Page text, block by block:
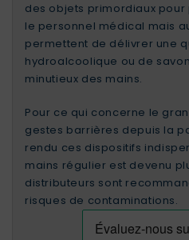
des objets primordiaux
le personnel médical mais
permettent de délivrer une
hydroalcoolique ou de
minutieux des mains.
Pour ce qui concerne le
gestes barrières depuis la
rendu ces dispositifs
mains régulier est devenu
distributeurs sont
risques de contaminations.